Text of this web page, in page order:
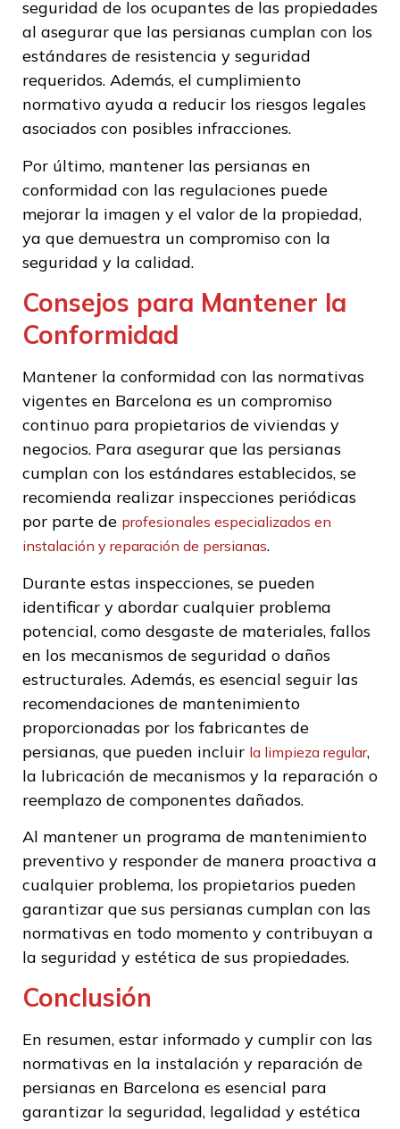
seguridad de los ocupantes de las propiedades
al asegurar que las persianas cumplan con los
estándares de resistencia y seguridad
requeridos. Además, el cumplimiento
normativo ayuda a reducir los riesgos legales
asociados con posibles infracciones.
Por último, mantener las persianas en
conformidad con las regulaciones puede
mejorar la imagen y el valor de la propiedad,
ya que demuestra un compromiso con la
seguridad y la calidad.
Consejos para Mantener la
Conformidad
Mantener la conformidad con las normativas
vigentes en Barcelona es un compromiso
continuo para propietarios de viviendas y
negocios. Para asegurar que las persianas
cumplan con los estándares establecidos, se
recomienda realizar inspecciones periódicas
por parte de profesionales especializados en
instalación y reparación de persianas.
Durante estas inspecciones, se pueden
identificar y abordar cualquier problema
potencial, como desgaste de materiales, fallos
en los mecanismos de seguridad o daños
estructurales. Además, es esencial seguir las
recomendaciones de mantenimiento
proporcionadas por los fabricantes de
persianas, que pueden incluir la limpieza regular,
la lubricación de mecanismos y la reparación o
reemplazo de componentes dañados.
Al mantener un programa de mantenimiento
preventivo y responder de manera proactiva a
cualquier problema, los propietarios pueden
garantizar que sus persianas cumplan con las
normativas en todo momento y contribuyan a
la seguridad y estética de sus propiedades.
Conclusión
En resumen, estar informado y cumplir con las
normativas en la instalación y reparación de
persianas en Barcelona es esencial para
garantizar la seguridad, legalidad y estética